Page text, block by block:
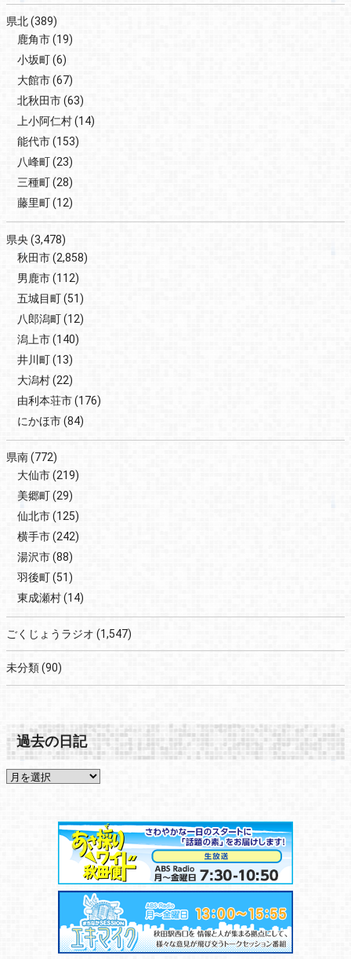
県北(389)
鹿角市(19)
小坂町(6)
大館市(67)
北秋田市(63)
上小阿仁村(14)
能代市(153)
八峰町(23)
三種町(28)
藤里町(12)
県央(3,478)
秋田市(2,858)
男鹿市(112)
五城目町(51)
八郎潟町(12)
潟上市(140)
井川町(13)
大潟村(22)
由利本荘市(176)
にかほ市(84)
県南(772)
大仙市(219)
美郷町(29)
仙北市(125)
横手市(242)
湯沢市(88)
羽後町(51)
東成瀬村(14)
ごくじょうラジオ (1,547)
未分類(90)
過去の日記